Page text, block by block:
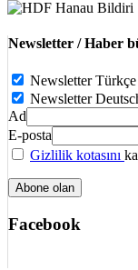
Newsletter / Haber
Newsletter Türkçe
Newsletter
Ad
E-posta
Gizlilik kotasını
Facebook